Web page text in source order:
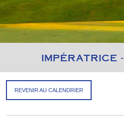
IMPÉRATRICE
REVENIR AU CALENDRIER